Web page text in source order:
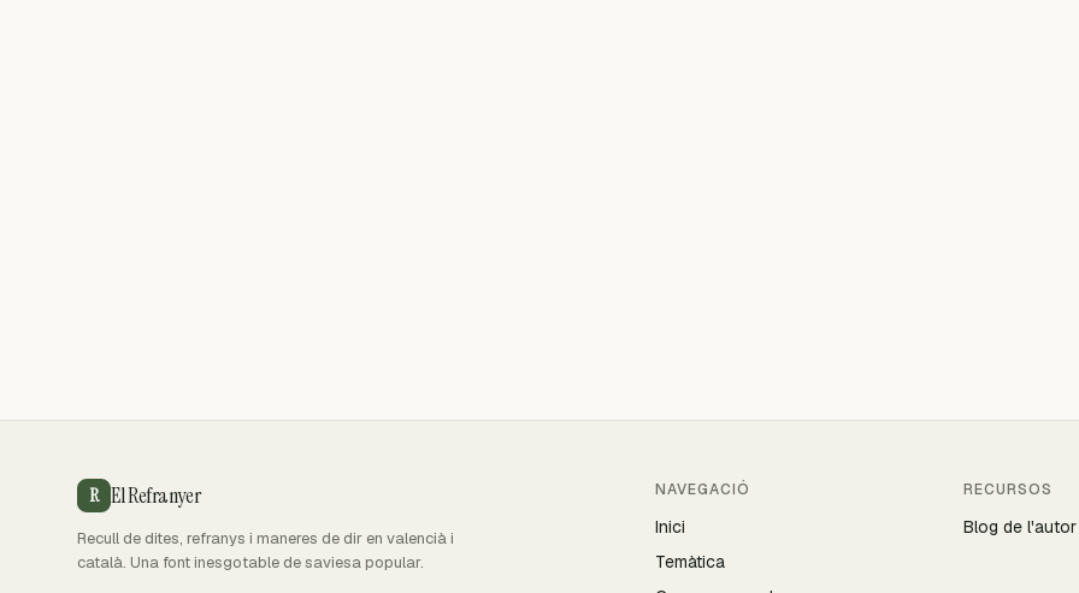
R El Refranyer
Recull de dites, refranys i maneres de dir en valencià i
català. Una font inesgotable de saviesa popular.
NAVEGACIÓ
Inici
Temàtica
RECURSOS
Blog de l'autor